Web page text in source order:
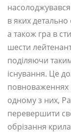
в яких детально
а також гра в
шести
поділяючи
існування. Це
повноваженнях
одному з них,
перевершити
обрізання